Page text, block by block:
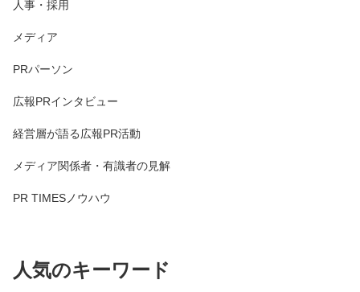
人事・採用
メディア
PRパーソン
広報PRインタビュー
経営層が語る広報PR活動
メディア関係者・有識者の見解
PR TIMESノウハウ
人気のキーワード